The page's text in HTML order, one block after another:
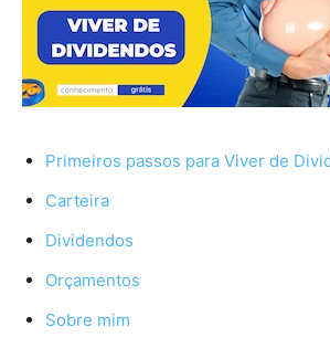
Primeiros passos para Viver de
Carteira
Dividendos
Orçamentos
Sobre mim